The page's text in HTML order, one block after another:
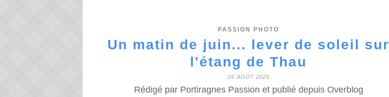
PASSION PHOTO
Un matin de juin... lever de soleil sur
l'étang de Thau
26 AOÛT 2020
Rédigé par Portiragnes Passion et publié depuis Overblog